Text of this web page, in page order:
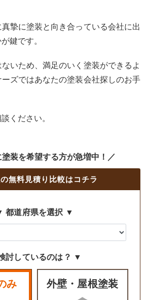
摯に塗装と向き合っている会社に出
鍵です。
いため、満足のいく塗装ができるよ
ズではあなたの塗装会社探しのお手
ください。
塗装を希望する方が急増中！／
無料見積り比較はコチラ
都道府県を選択 ▼
討しているのは？ ▼
み 外壁・屋根塗装